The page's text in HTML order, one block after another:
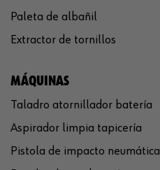
Paleta de albañil
Extractor de tornillos
MÁQUINAS
Taladro atornillador batería
Aspirador limpia tapicería
Pistola de impacto neumática